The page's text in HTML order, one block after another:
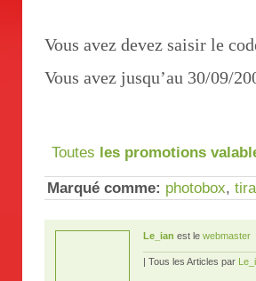
Vous avez devez saisir le
Vous avez jusqu’au 30/09/
Toutes les promotions
Marqué comme: photobox,
Le_ian est le webmaster
| Tous les Articles par